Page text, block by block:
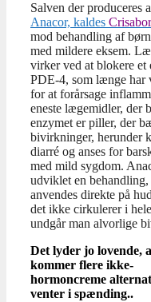
Salven der produceres
Anacor, kaldes
mod behandling af
med mildere eksem.
virker ved at blokere et
PDE-4, som længe har
for at forårsage
eneste lægemidler, der
enzymet er piller, der
bivirkninger, herunder
diarré og anses for
med mild sygdom.
udviklet en behandling,
anvendes direkte på
det ikke cirkulerer i
undgår man alvorlige
Det lyder jo lovende,
kommer flere ikke-
hormoncreme
venter i spænding..